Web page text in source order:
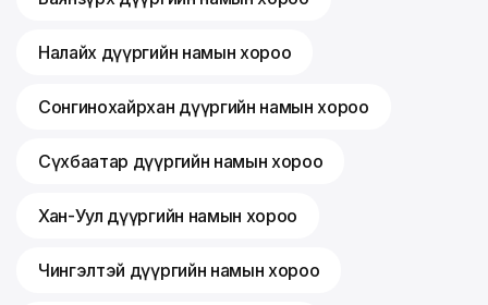
Налайх дүүргийн намын хороо
Сонгинохайрхан дүүргийн намын хороо
Сүхбаатар дүүргийн намын хороо
Хан-Уул дүүргийн намын хороо
Чингэлтэй дүүргийн намын хороо